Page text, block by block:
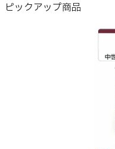
ピックアップ商品